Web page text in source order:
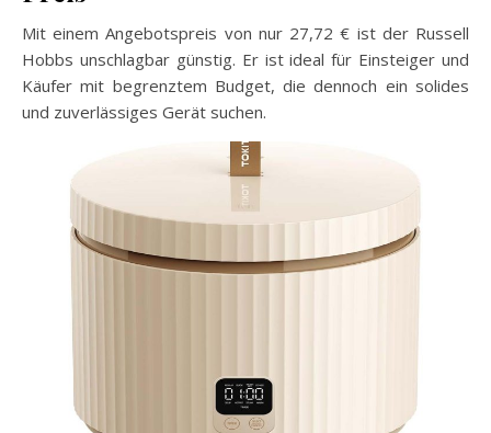
Mit einem Angebotspreis von nur 27,72 € ist der Russell
Hobbs unschlagbar günstig. Er ist ideal für Einsteiger und
Käufer mit begrenztem Budget, die dennoch ein solides
und zuverlässiges Gerät suchen.